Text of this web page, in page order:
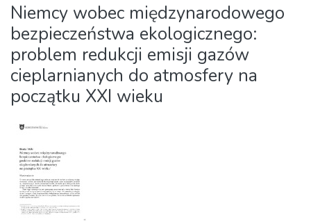
Help
Contact
Niemcy wobec międzynarodowego
bezpieczeństwa ekologicznego:
problem redukcji emisji gazów
cieplarnianych do atmosfery na
początku XXI wieku